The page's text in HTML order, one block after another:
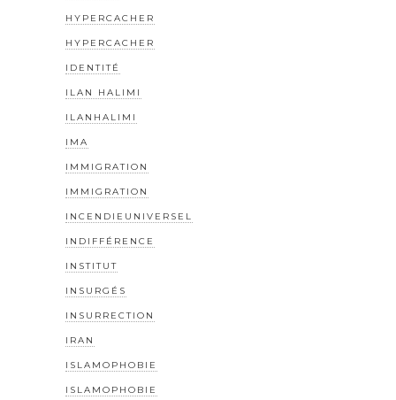
HYPERCACHER
HYPERCACHER
IDENTITÉ
ILAN HALIMI
ILANHALIMI
IMA
IMMIGRATION
IMMIGRATION
INCENDIEUNIVERSEL
INDIFFÉRENCE
INSTITUT
INSURGÉS
INSURRECTION
IRAN
ISLAMOPHOBIE
ISLAMOPHOBIE